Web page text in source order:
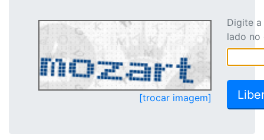
[trocar imagem]
Digite
lado no